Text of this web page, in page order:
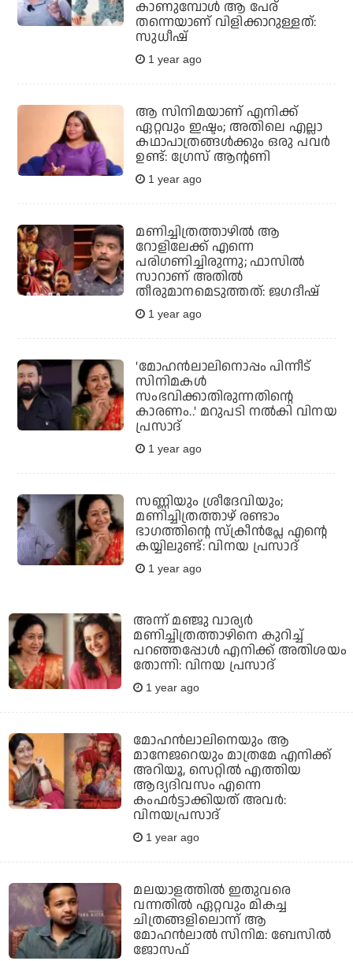
കാണുമ്പോള്‍ ആ പേര്
തന്നെയാണ് വിളിക്കാറുള്ളത്:
സുധീഷ്
1 year ago
ആ സിനിമയാണ് എനിക്ക്
ഏറ്റവും ഇഷ്ടം; അതിലെ എല്ലാ
കഥാപാത്രങ്ങള്‍ക്കും ഒരു പവര്‍
ഉണ്ട്: ഗ്രേസ് ആന്റണി
1 year ago
മണിച്ചിത്രത്താഴില്‍ ആ
റോളിലേക്ക് എന്നെ
പരിഗണിച്ചിരുന്നു; ഫാസില്‍
സാറാണ് അതില്‍
തീരുമാനമെടുത്തത്: ജഗദീഷ്
1 year ago
'മോഹന്‍ലാലിനൊപ്പം പിന്നീട്
സിനിമകള്‍
സംഭവിക്കാതിരുന്നതിന്റെ
കാരണം..' മറുപടി നല്‍കി വിനയ
പ്രസാദ്
1 year ago
സണ്ണിയും ശ്രീദേവിയും;
മണിച്ചിത്രത്താഴ് രണ്ടാം
ഭാഗത്തിന്റെ സ്‌ക്രീന്‍പ്ലേ എന്റെ
കയ്യിലുണ്ട്: വിനയ പ്രസാദ്
1 year ago
അന്ന് മഞ്ജു വാര്യര്‍
മണിച്ചിത്രത്താഴിനെ കുറിച്ച്
പറഞ്ഞപ്പോള്‍ എനിക്ക് അതിശയം
തോന്നി: വിനയ പ്രസാദ്
1 year ago
മോഹന്‍ലാലിനെയും ആ
മാനേജറെയും മാത്രമേ എനിക്ക്
അറിയൂ, സെറ്റില്‍ എത്തിയ
ആദ്യദിവസം എന്നെ
കംഫര്‍ട്ടാക്കിയത് അവര്‍:
വിനയപ്രസാദ്
1 year ago
മലയാളത്തില്‍ ഇതുവരെ
വന്നതില്‍ ഏറ്റവും മികച്ച
ചിത്രങ്ങളിലൊന്ന് ആ
മോഹന്‍ലാല്‍ സിനിമ: ബേസില്‍
ജോസഫ്